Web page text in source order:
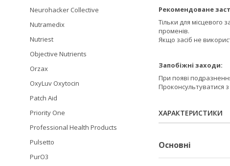
Рекомендоване
Тільки для місцевого
променів.
Якщо засіб не
Запобіжні заходи:
При появі
Проконсультуватися
ХАРАКТЕРИСТИКИ
Основні
Neurohacker Collective
Nutramedix
Nutriest
Objective Nutrients
Orzax
OxyLuv Oxytocin
Patch Aid
Priority One
Professional Health Products
Pulsetto
PurO3